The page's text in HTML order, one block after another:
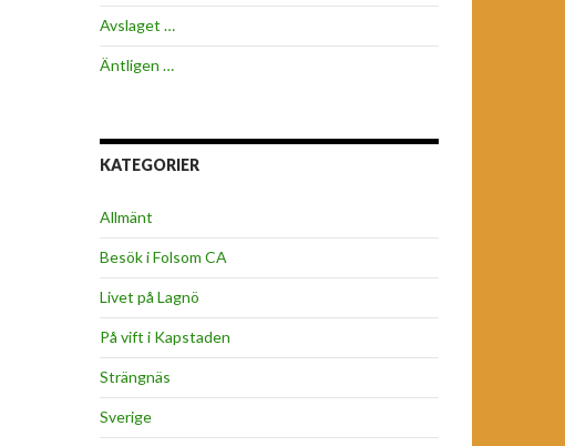
Avslaget …
Äntligen …
KATEGORIER
Allmänt
Besök i Folsom CA
Livet på Lagnö
På vift i Kapstaden
Strängnäs
Sverige